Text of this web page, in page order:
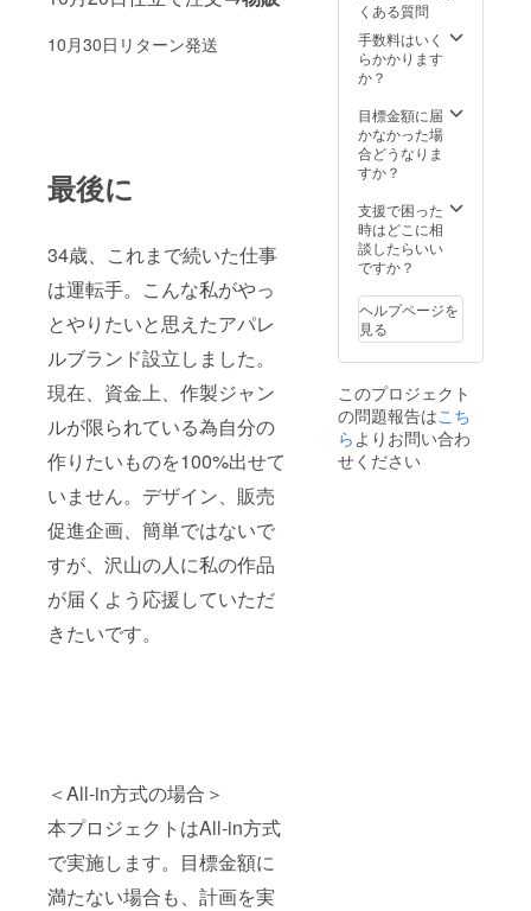
10月30日リターン発送
最後に
34歳、これまで続いた仕事
は運転手。こんな私がやっ
とやりたいと思えたアパレ
ルブランド設立しました。
現在、資金上、作製ジャン
ルが限られている為自分の
作りたいものを100%出せて
いません。デザイン、販売
促進企画、簡単ではないで
すが、沢山の人に私の作品
が届くよう応援していただ
きたいです。
＜All-in方式の場合＞
本プロジェクトはAll-in方式
で実施します。目標金額に
満たない場合も、計画を実
くある質問
手数料はいく
らかかります
か？
目標金額に届
かなかった場
合どうなりま
すか？
支援で困った
時はどこに相
談したらいい
ですか？
ヘルプページを
見る
このプロジェクト
の問題報告はこち
ら よりお問い合わ
せください